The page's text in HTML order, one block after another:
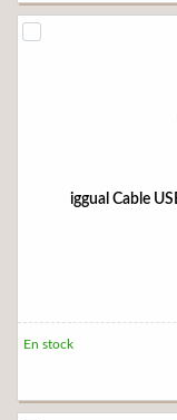
iggual Cable
En stock